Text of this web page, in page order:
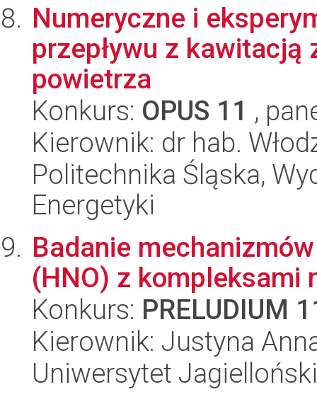
Numeryczne i
przepływu z
powietrza
Konkurs: OPUS 11 ,
Kierownik: dr hab.
Politechnika Śląska,
Energetyki
Badanie
(HNO) z kompleksami
Konkurs: PRELUDIUM
Kierownik: Justyna
Uniwersytet